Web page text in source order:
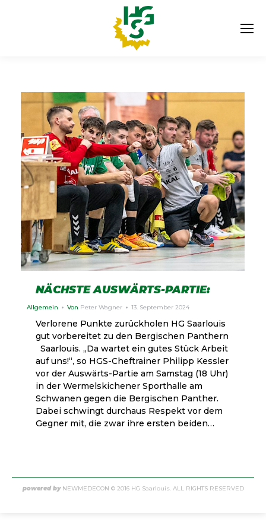
NÄCHSTE AUSWÄRTS-PARTIE:
Allgemein Von Peter Wagner 13. September 2024
Verlorene Punkte zurückholen HG Saarlouis
gut vorbereitet zu den Bergischen Panthern
Saarlouis. „Da wartet ein gutes Stück Arbeit
auf uns!“, so HGS-Cheftrainer Philipp Kessler
vor der Auswärts-Partie am Samstag (18 Uhr)
in der Wermelskichener Sporthalle am
Schwanen gegen die Bergischen Panther.
Dabei schwingt durchaus Respekt vor dem
Gegner mit, die zwar ihre ersten beiden…
powered by NEWMEDECON © 2016 HG Saarlouis. ALL RIGHTS RESERVED